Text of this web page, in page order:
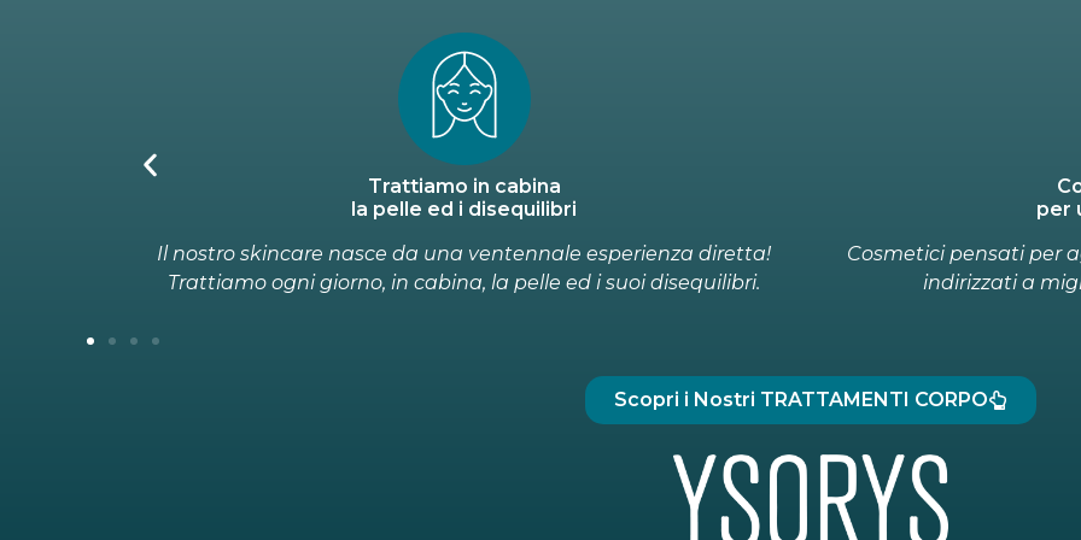
Cosmetici funzionali
per un'azione fisiologica
Cosmetici pensati per agire sulla fisiologia di un inestetismo, ed
indirizzati a migliorare la funzionalità della pelle.
Formulazioni uniche e
diretto. Il nostro
Scopri i Nostri TRATTAMENTI CORPO